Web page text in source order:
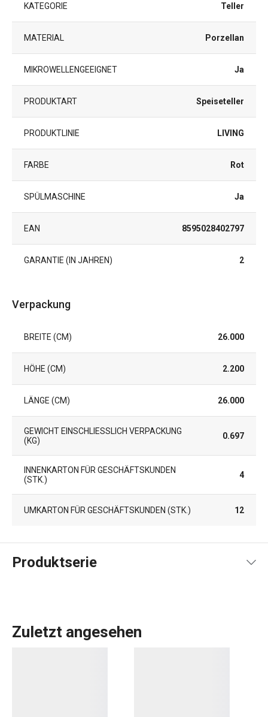
KATEGORIE Teller
MATERIAL Porzellan
MIKROWELLENGEEIGNET Ja
PRODUKTART Speiseteller
PRODUKTLINIE LIVING
FARBE Rot
SPÜLMASCHINE Ja
EAN 8595028402797
GARANTIE (IN JAHREN) 2
Verpackung
BREITE (CM) 26.000
HÖHE (CM) 2.200
LÄNGE (CM) 26.000
GEWICHT EINSCHLIESSLICH VERPACKUNG (
KG)
0.697
INNENKARTON FÜR GESCHÄFTSKUNDEN
(STK.)
4
UMKARTON FÜR GESCHÄFTSKUNDEN (STK.) 12
Produktserie
Zuletzt angesehen